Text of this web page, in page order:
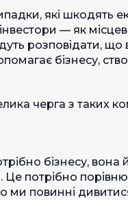
які шкодять
— як
розповідати, що
бізнесу,
черга з таких
бізнесу, вона
Це потрібно
ми повинні